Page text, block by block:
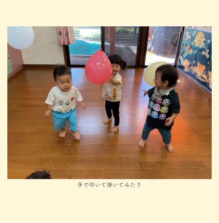
手で叩いて弾いてみたり